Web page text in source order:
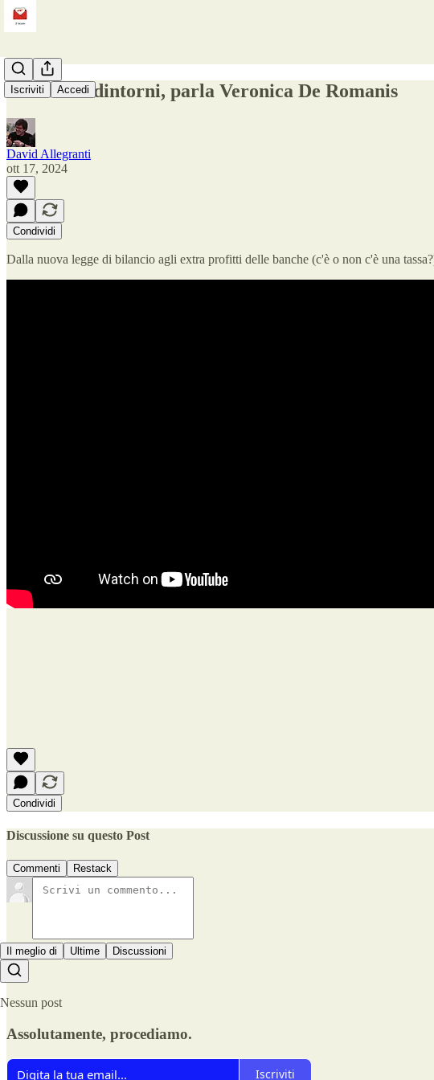
Iscriviti Accedi
Bilancio e dintorni, parla Veronica De Romanis
David Allegranti
ott 17, 2024
Condividi
Dalla nuova legge di bilancio agli extra profitti delle banche (c'è o non c'è una
Condividi
Discussione su questo Post
Commenti Restack
Il meglio di Ultime Discussioni
Nessun post
Assolutamente, procediamo.
Iscriviti